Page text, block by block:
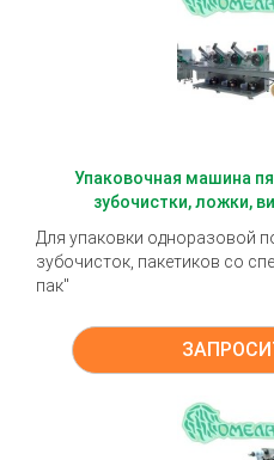
Упаковочная машина
зубочистки, ложки,
Для упаковки одноразовой
зубочисток, пакетиков со
пак"